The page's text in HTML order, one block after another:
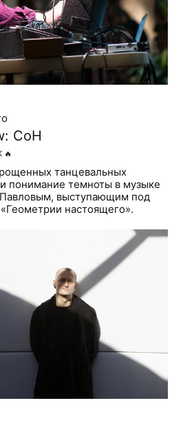
CoH
🔥
танцевальных
понимание темноты в музыке
выступающим под
настоящего».